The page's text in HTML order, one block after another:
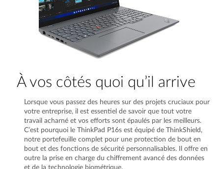
À vos côtés quoi qu’il arrive
Lorsque vous passez des heures sur des projets cruciaux pour
votre entreprise, il est essentiel de savoir que tout votre
travail acharné et vos efforts sont épaulés par les meilleurs.
C’est pourquoi le ThinkPad P16s est équipé de ThinkShield,
notre portefeuille complet pour une protection de bout en
bout et des fonctions de sécurité personnalisables. Il offre en
outre la prise en charge du chiffrement avancé des données
et de la technologie biométrique.